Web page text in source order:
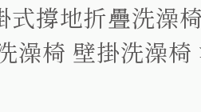
式撐地折疊洗澡
澡椅 壁掛洗澡椅